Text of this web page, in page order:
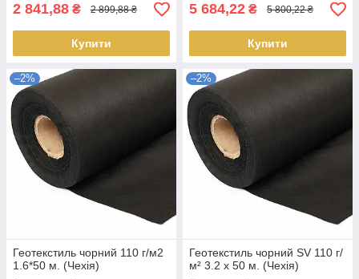
2 841,88 ₴ 2 899,88 ₴
Купити
5 684,22 ₴ 5 800,22 ₴
Купити
–2%
Геотекстиль чорний 110 г/м2
1.6*50 м. (Чехія)
–2%
Геотекстиль чорний SV 110 г/
м² 3.2 x 50 м. (Чехія)